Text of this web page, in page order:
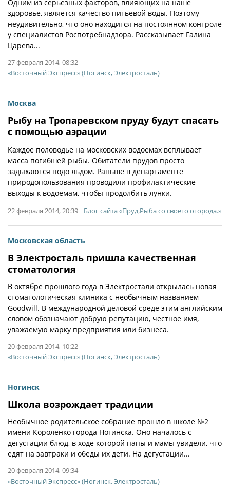
Одним из серьезных факторов, влияющих на наше
здоровье, является качество питьевой воды. Поэтому
неудивительно, что оно находится на постоянном контроле
у специалистов Роспотребнадзора. Рассказывает Галина
Царева...
27 февраля 2014, 08:32
«Восточный Экспресс» (Ногинск, Электросталь)
Москва
Рыбу на Тропаревском пруду будут спасать
с помощью аэрации
Каждое половодье на московских водоемах всплывает
масса погибшей рыбы. Обитатели прудов просто
задыхаются подо льдом. Раньше в департаменте
природопользования проводили профилактические
выходы к водоемам, чтобы продолбить лунки.
22 февраля 2014, 20:39 Блог сайта «Пруд.Рыба со своего огорода.»
Московская область
В Электросталь пришла качественная
стоматология
В октябре прошлого года в Электростали открылась новая
стоматологическая клиника с необычным названием
Goodwill. В международной деловой среде этим английским
словом обозначают добрую репутацию, честное имя,
уважаемую марку предприятия или бизнеса.
20 февраля 2014, 10:22
«Восточный Экспресс» (Ногинск, Электросталь)
Ногинск
Школа возрождает традиции
Необычное родительское собрание прошло в школе №2
имени Короленко города Ногинска. Оно началось с
дегустации блюд, в ходе которой папы и мамы увидели, что
едят на завтраки и обеды их дети. На дегустации...
20 февраля 2014, 09:34
«Восточный Экспресс» (Ногинск, Электросталь)